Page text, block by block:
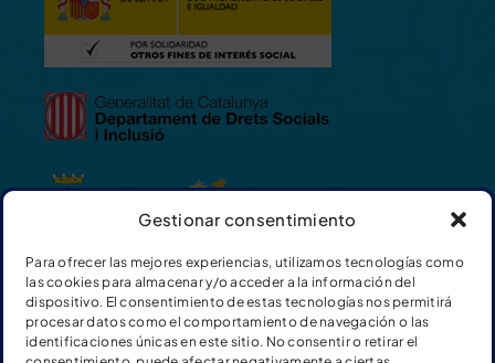
Gestionar consentimiento
Para ofrecer las mejores experiencias, utilizamos tecnologías como
las cookies para almacenar y/o acceder a la información del
dispositivo. El consentimiento de estas tecnologías nos permitirá
procesar datos como el comportamiento de navegación o las
identificaciones únicas en este sitio. No consentir o retirar el